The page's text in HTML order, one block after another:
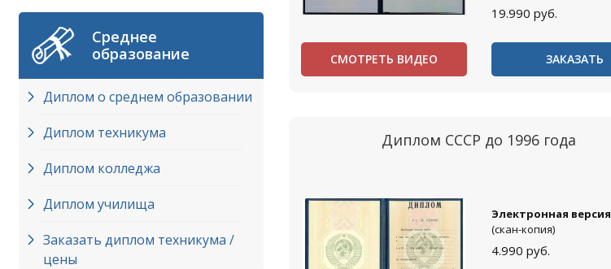
Среднее
образование
Диплом о среднем образовании
Диплом техникума
Диплом колледжа
Диплом училища
Заказать диплом техникума /
цены
19.990 руб.
СМОТРЕТЬ ВИДЕО ЗАКАЗАТЬ
Диплом СССР до 1996 года
Электронная версия
(скан-копия)
4.990 руб.